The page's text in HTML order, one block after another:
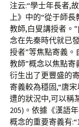
注云:“學士年長者,
上》中的“從于師長
教師,白叟講授者。
念在先秦時代就已
授者”等焦點寄義。
教師”概念以焦點
衍生出了更豐盛的
寄義較為穩固,“唐
遭的狀況中,可以稱
205)。依據《漢語
概念的重要寄義有